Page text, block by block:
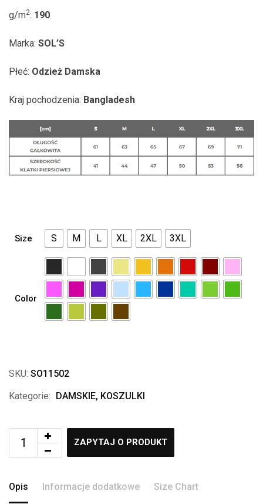
g/m2: 190
Marka: SOL’S
Płeć: Odzież Damska
Kraj pochodzenia: Bangladesh
Size S M L XL 2XL 3XL
Color
SKU: SO11502
Kategorie: DAMSKIE, KOSZULKI
ZAPYTAJ O PRODUKT
Opis Informacje dodatkowe Size Chart